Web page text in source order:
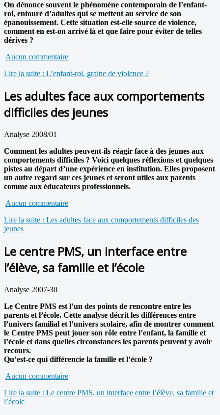
On dénonce souvent le phénomène contemporain de l’enfant-
roi, entouré d’adultes qui se mettent au service de son
épanouissement. Cette situation est-elle source de violence,
comment en est-on arrivé là et que faire pour éviter de telles
dérives ?
Aucun commentaire
Lire la suite : L’enfant-roi, graine de violence ?
Les adultes face aux comportements
difficiles des jeunes
Analyse 2008/01
Comment les adultes peuvent-ils réagir face à des jeunes aux
comportements difficiles ? Voici quelques réflexions et quelques
pistes au départ d’une expérience en institution. Elles proposent
un autre regard sur ces jeunes et seront utiles aux parents
comme aux éducateurs professionnels.
Aucun commentaire
Lire la suite : Les adultes face aux comportements difficiles des
jeunes
Le centre PMS, un interface entre
l’élève, sa famille et l’école
Analyse 2007-30
Le Centre PMS est l’un des points de rencontre entre les
parents et l’école. Cette analyse décrit les différences entre
l’univers familial et l’univers scolaire, afin de montrer comment
le Centre PMS peut jouer son rôle entre l’enfant, la famille et
l’école et dans quelles circonstances les parents peuvent y avoir
recours.
Qu’est-ce qui différencie la famille et l’école ?
Aucun commentaire
Lire la suite : Le centre PMS, un interface entre l’élève, sa famille et
l’école